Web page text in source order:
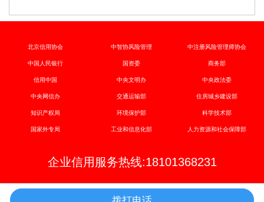
北京信用协会 中智协风险管理 中注册风险管理师协会
中国人民银行 国资委 商务部
信用中国 中央文明办 中央政法委
中央网信办 交通运输部 住房城乡建设部
知识产权局 环境保护部 科学技术部
国家外专局 工业和信息化部 人力资源和社会保障部
企业信用服务热线:18101368231